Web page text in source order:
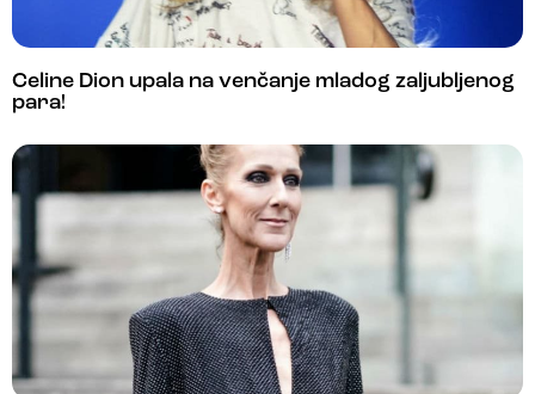
Celine Dion upala na venčanje mladog zaljubljenog
para!